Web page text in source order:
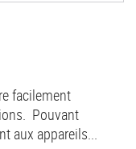
facilement
Pouvant
aux appareils...